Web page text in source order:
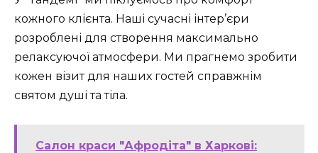
кожного клієнта. Наші сучасні інтер’єри
розроблені для створення максимально
релаксуючої атмосфери. Ми прагнемо зробити
кожен візит для наших гостей справжнім
святом душі та тіла.
Салон краси "Афродіта" в Харкові: